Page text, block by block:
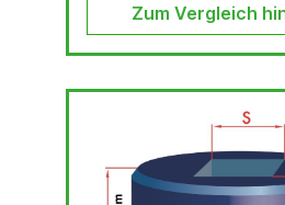
Zum Vergleich